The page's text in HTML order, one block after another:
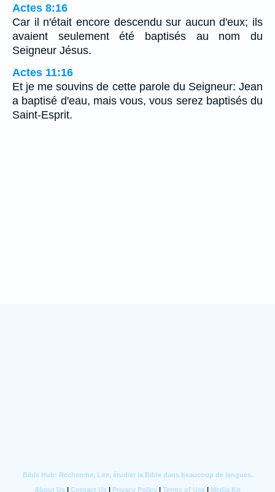
Actes 8:16
Car il n'était encore descendu sur aucun d'eux; ils
avaient seulement été baptisés au nom du
Seigneur Jésus.
Actes 11:16
Et je me souvins de cette parole du Seigneur: Jean
a baptisé d'eau, mais vous, vous serez baptisés du
Saint-Esprit.